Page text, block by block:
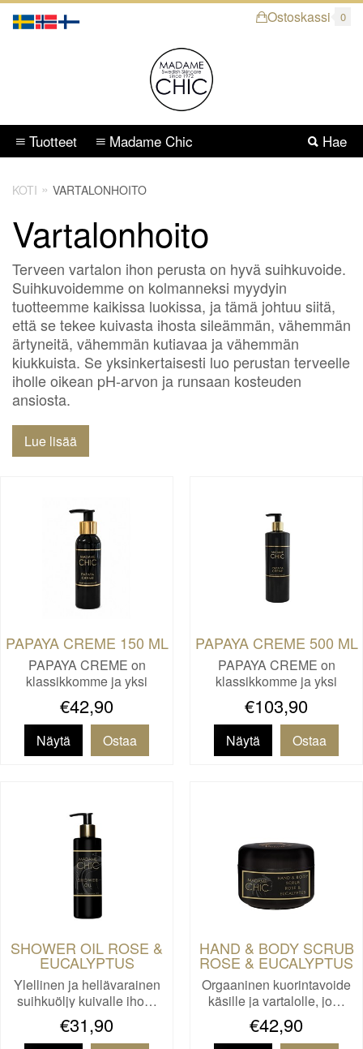
Ostoskassi 0
Hae
Tuotteet Madame Chic
KOTI VARTALONHOITO
Vartalonhoito
Terveen vartalon ihon perusta on hyvä suihkuvoide.
Suihkuvoidemme on kolmanneksi myydyin
tuotteemme kaikissa luokissa, ja tämä johtuu siitä,
että se tekee kuivasta ihosta sileämmän, vähemmän
ärtyneitä, vähemmän kutiavaa ja vähemmän
kiukkuista. Se yksinkertaisesti luo perustan terveelle
iholle oikean pH-arvon ja runsaan kosteuden
ansiosta.
Lue lisää
PAPAYA CREME 150 ML
PAPAYA CREME on
klassikkomme ja yksi
rakastetuimmi…
€42,90
Näytä
PAPAYA CREME 500 ML
PAPAYA CREME on
klassikkomme ja yksi
rakastetuimmi…
€103,90
Näytä
SHOWER OIL ROSE &
EUCALYPTUS
Ylellinen ja hellävarainen
suihkuöljy kuivalle iho…
€31,90
HAND & BODY SCRUB
ROSE & EUCALYPTUS
Orgaaninen kuorintavoide
käsille ja vartalolle, jo…
€42,90